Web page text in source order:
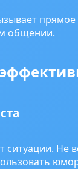
прямое
общении.
Не